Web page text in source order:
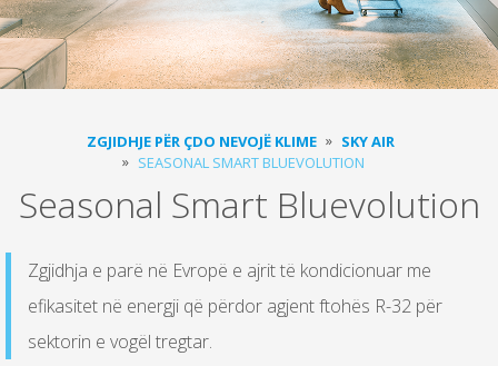
ZGJIDHJE PËR ÇDO NEVOJË KLIME
SKY AIR
SEASONAL SMART BLUEVOLUTION
Seasonal Smart Bluevolution
Zgjidhja e parë në Evropë e ajrit të kondicionuar me
efikasitet në energji që përdor agjent ftohës R-32 për
sektorin e vogël tregtar.